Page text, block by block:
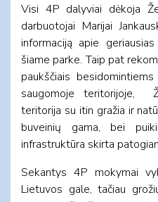
Visi 4P dalyviai dėkoja
darbuotojai Marijai
informaciją apie
šiame parke. Taip pat
paukščiais
saugomoje teritorijoje,
teritorija su itin gražia ir
buveinių gama, bei
infrastruktūra skirta
Sekantys 4P mokymai
Lietuvos gale, tačiau